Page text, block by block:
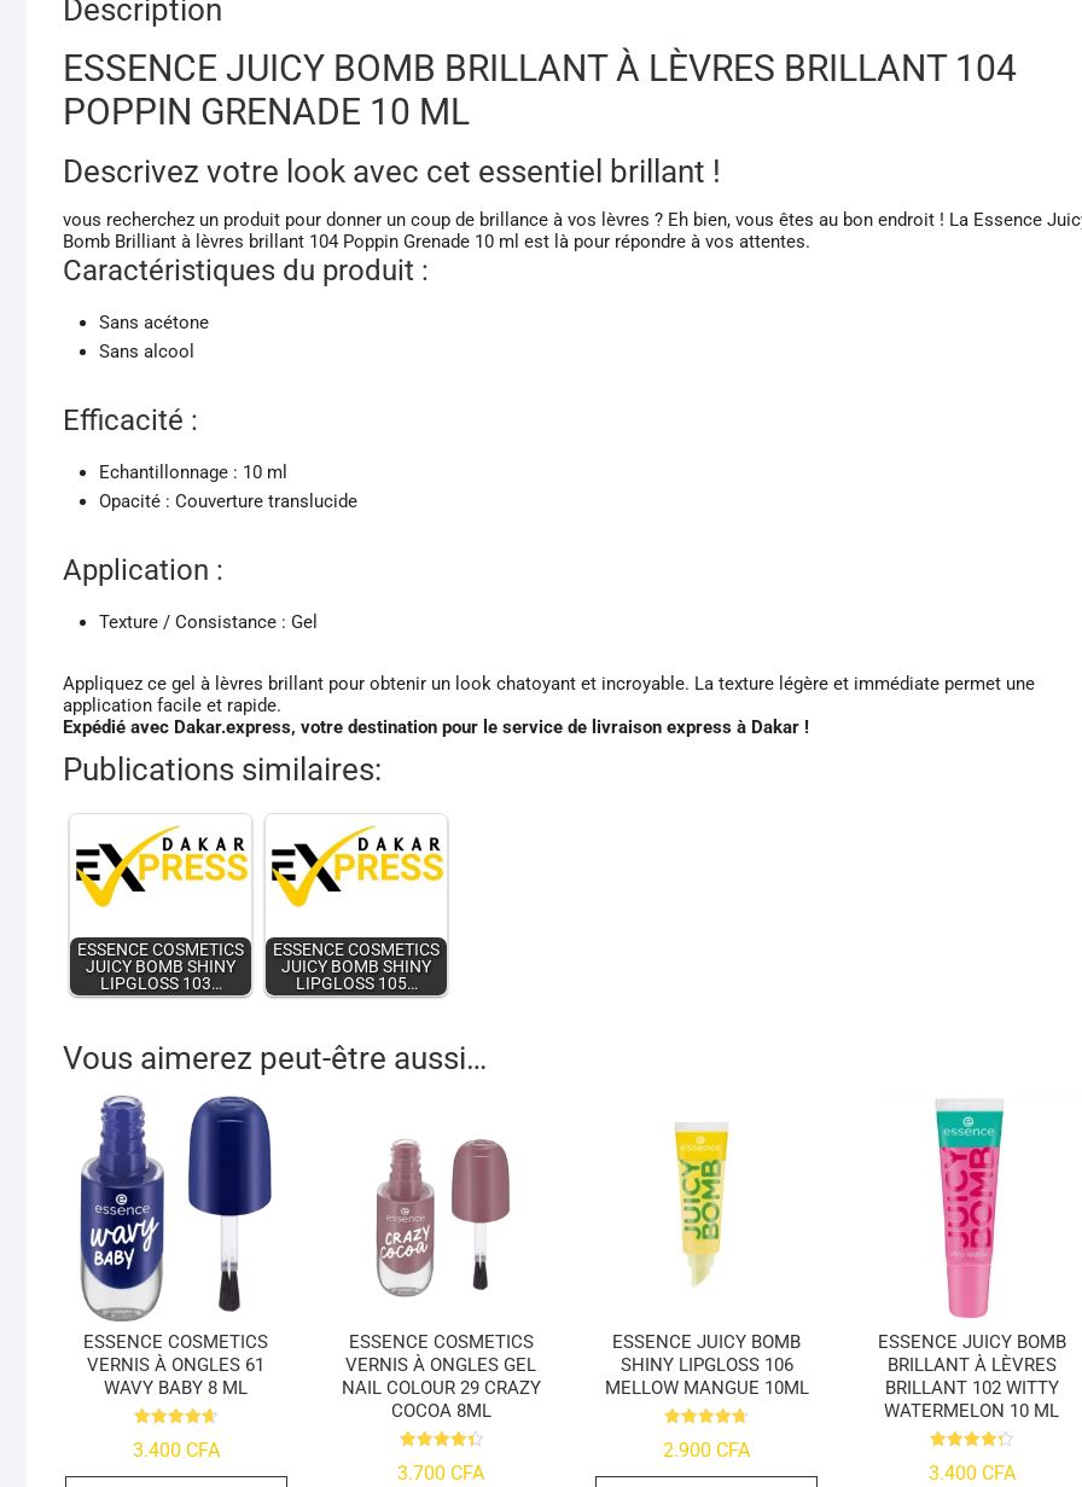
Description
ESSENCE JUICY BOMB BRILLANT À LÈVRES BRILLANT 104
POPPIN GRENADE 10 ML
Descrivez votre look avec cet essentiel brillant !
vous recherchez un produit pour donner un coup de brillance à vos lèvres ? Eh bien, vous êtes au bon endroit ! La Essence
Bomb Brilliant à lèvres brillant 104 Poppin Grenade 10 ml est là pour répondre à vos attentes.
Caractéristiques du produit :
Sans acétone
Sans alcool
Efficacité :
Echantillonnage : 10 ml
Opacité : Couverture translucide
Application :
Texture / Consistance : Gel
Appliquez ce gel à lèvres brillant pour obtenir un look chatoyant et incroyable. La texture légère et immédiate permet une
application facile et rapide.
Expédié avec Dakar.express, votre destination pour le service de livraison express à Dakar !
Publications similaires:
ESSENCE COSMETICS
JUICY BOMB SHINY
LIPGLOSS 103…
ESSENCE COSMETICS
JUICY BOMB SHINY
LIPGLOSS 105…
Vous aimerez peut-être aussi…
ESSENCE COSMETICS
VERNIS À ONGLES 61
WAVY BABY 8 ML
4.7
3.400 CFA
ESSENCE COSMETICS
VERNIS À ONGLES GEL
NAIL COLOUR 29 CRAZY
COCOA 8ML
4.45
3.700 CFA
ESSENCE JUICY BOMB
SHINY LIPGLOSS 106
MELLOW MANGUE 10ML
4.7
2.900 CFA
ESSENCE JUICY BOMB
BRILLANT À LÈVRES
BRILLANT 102 WITTY
WATERMELON 10 ML
4.29
3.400 CFA